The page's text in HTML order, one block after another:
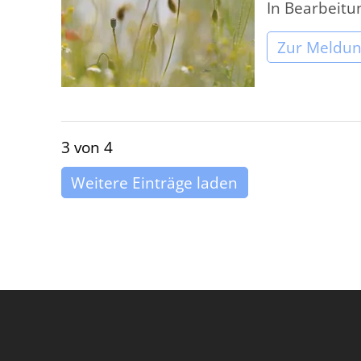
In
Zur
3 von 4
Weitere Einträge laden